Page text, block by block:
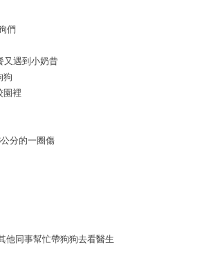
們
又遇到小奶昔
狗
園裡
分的一圈傷
他同事幫忙帶狗狗去看醫生